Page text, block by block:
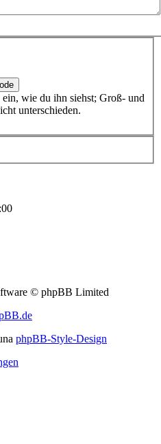
wie du ihn siehst; Groß- und
unterschieden.
© phpBB Limited
phpBB-Style-Design